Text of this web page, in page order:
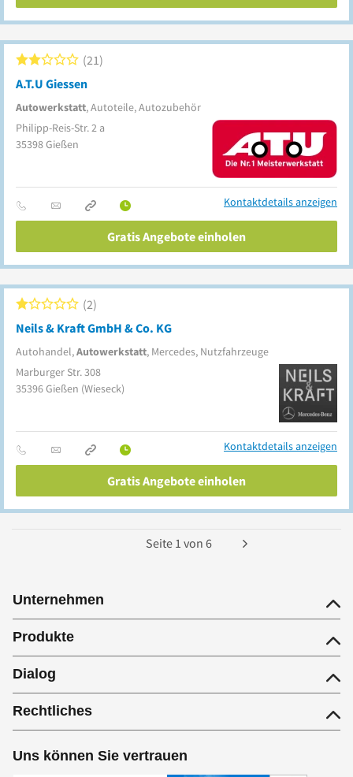
A.T.U Giessen
Autowerkstatt, Autoteile, Autozubehör
21
Philipp-Reis-Str. 2 a
35398Gießen
Kontaktdetails anzeigen
Gratis Angebote einholen
Neils & Kraft GmbH & Co. KG
Autohandel,Autowerkstatt, Mercedes, Nutzfahrzeuge
2
Marburger Str. 308
35396Gießen (Wieseck)
Kontaktdetails anzeigen
Gratis Angebote einholen
Seite 1 von 6
Unternehmen
Produkte
Dialog
Rechtliches
Uns können Sie vertrauen